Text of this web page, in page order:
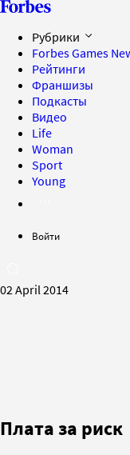
Рубрики
Forbes Games
Рейтинги
Франшизы
Подкасты
Видео
Life
Woman
Sport
Young
Войти
02 April 2014
Плата за риск